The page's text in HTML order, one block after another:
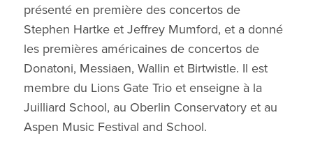
présenté en première des concertos de
Stephen Hartke et Jeffrey Mumford, et a donné
les premières américaines de concertos de
Donatoni, Messiaen, Wallin et Birtwistle. Il est
membre du Lions Gate Trio et enseigne à la
Juilliard School, au Oberlin Conservatory et au
Aspen Music Festival and School.